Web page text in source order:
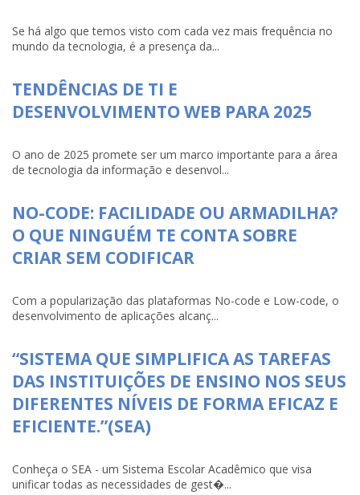
Se há algo que temos visto com cada vez mais frequência no
mundo da tecnologia, é a presença da...
TENDÊNCIAS DE TI E
DESENVOLVIMENTO WEB PARA 2025
O ano de 2025 promete ser um marco importante para a área
de tecnologia da informação e desenvol...
NO-CODE: FACILIDADE OU ARMADILHA?
O QUE NINGUÉM TE CONTA SOBRE
CRIAR SEM CODIFICAR
Com a popularização das plataformas No-code e Low-code, o
desenvolvimento de aplicações alcanç...
“SISTEMA QUE SIMPLIFICA AS TAREFAS
DAS INSTITUIÇÕES DE ENSINO NOS SEUS
DIFERENTES NÍVEIS DE FORMA EFICAZ E
EFICIENTE.”(SEA)
Conheça o SEA - um Sistema Escolar Acadêmico que visa
unificar todas as necessidades de gest�...